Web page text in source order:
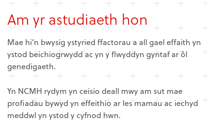
Am yr astudiaeth hon
Mae hi’n bwysig ystyried ffactorau a all gael effaith yn
ystod beichiogrwydd ac yn y flwyddyn gyntaf ar ôl
genedigaeth.
Yn NCMH rydym yn ceisio deall mwy am sut mae
profiadau bywyd yn effeithio ar les mamau ac iechyd
meddwl yn ystod y cyfnod hwn.